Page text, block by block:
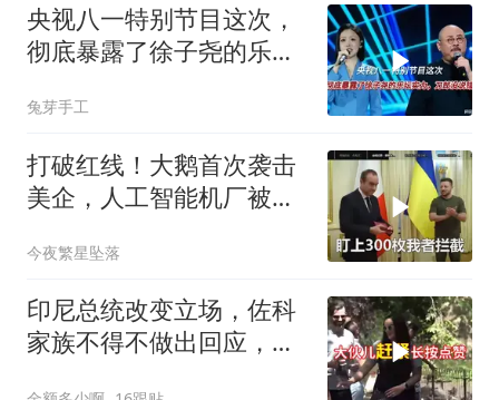
央视八一特别节目这次，
彻底暴露了徐子尧的乐坛
兔芽手工
打破红线！大鹅首次袭击
美企，人工智能机厂被摧
今夜繁星坠落
印尼总统改变立场，佐科
家族不得不做出回应，局